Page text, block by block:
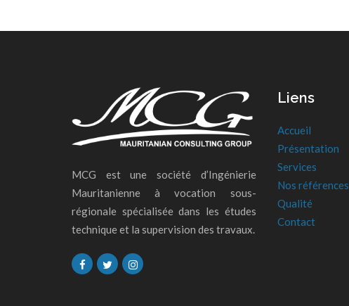
MCG est une société d’Ingénierie
Mauritanienne à vocation sous-
régionale spécialisée dans les études
technique et la supervision des travaux.
Liens
Accueil
Présentation
Services
Nos références
Qualité
Contact